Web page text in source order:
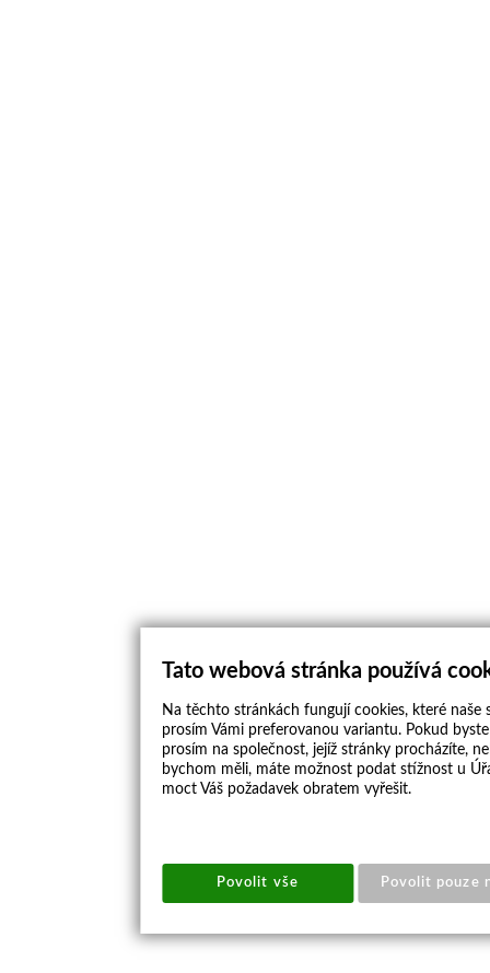
Tato webová stránka používá
Na těchto stránkách fungují cookies, které
prosím Vámi preferovanou variantu. Pokud
prosím na společnost, jejíž stránky procházíte,
bychom měli, máte možnost podat stížnost u
moct Váš požadavek obratem vyřešit.
Povolit vše Povolit pouze